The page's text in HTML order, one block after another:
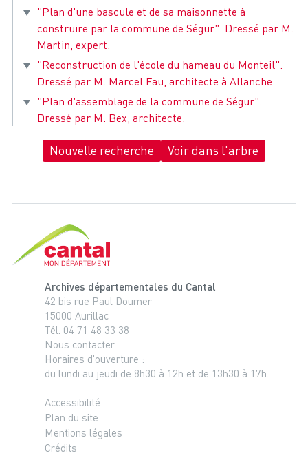
"Plan d'une bascule et de sa maisonnette à
construire par la commune de Ségur". Dressé par M.
Martin, expert.
"Reconstruction de l'école du hameau du Monteil".
Dressé par M. Marcel Fau, architecte à Allanche.
"Plan d'assemblage de la commune de Ségur".
Dressé par M. Bex, architecte.
Nouvelle recherche Voir dans l'arbre
Archives départementales du Cantal
42 bis rue Paul Doumer
15000 Aurillac
Tél. 04 71 48 33 38
Nous contacter
Horaires d'ouverture :
du lundi au jeudi de 8h30 à 12h et de 13h30 à 17h.
Accessibilité
Plan du site
Mentions légales
Crédits